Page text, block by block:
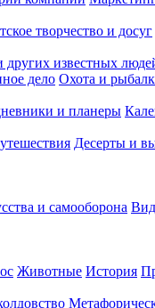
творчество и досуг
других известных
дело Охота и
и планеры
Десерты и
и самооборона
Животные История